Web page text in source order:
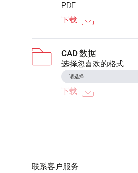
PDF
下载
CAD 数据
选择您喜欢的格式
下载
联系客户服务